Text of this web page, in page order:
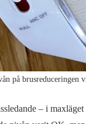
på brusreduceringen
– i